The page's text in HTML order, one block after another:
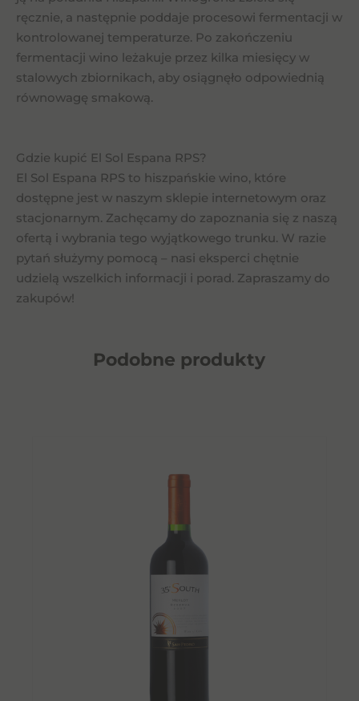
ręcznie, a następnie poddaje procesowi fermentacji w
kontrolowanej temperaturze. Po zakończeniu
fermentacji wino leżakuje przez kilka miesięcy w
stalowych zbiornikach, aby osiągnęło odpowiednią
równowagę smakową.
Gdzie kupić El Sol Espana RPS?
El Sol Espana RPS to hiszpańskie wino, które
dostępne jest w naszym sklepie internetowym oraz
stacjonarnym. Zachęcamy do zapoznania się z naszą
ofertą i wybrania tego wyjątkowego trunku. W razie
pytań służymy pomocą – nasi eksperci chętnie
udzielą wszelkich informacji i porad. Zapraszamy do
zakupów!
Podobne produkty